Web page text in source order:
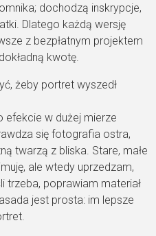
dochodzą inskrypcje,
Dlatego każdą wersję
z bezpłatnym projektem
kwotę.
żeby portret wyszedł
efekcie w dużej mierze
się fotografia ostra,
twarzą z bliska. Stare, małe
ale wtedy uprzedzam,
trzeba, poprawiam materiał
jest prosta: im lepsze